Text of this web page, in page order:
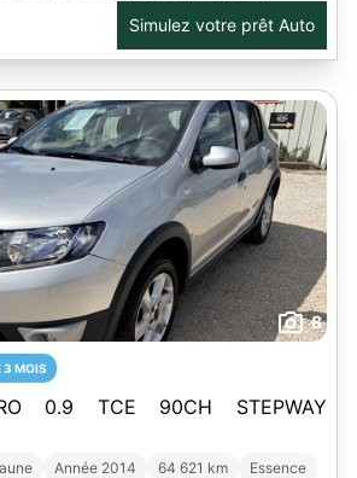
Simulez votre prêt Auto
8
3 MOIS
0.9 TCE 90CH STEPWAY
Année 2014 64 621 km
Essence